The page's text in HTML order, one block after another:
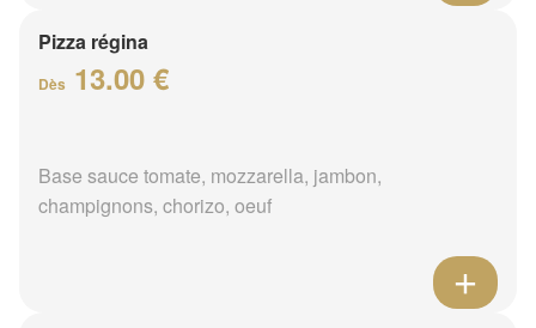
Pizza régina
Dès 13.00 €
Base sauce tomate, mozzarella, jambon,
champignons, chorizo, oeuf